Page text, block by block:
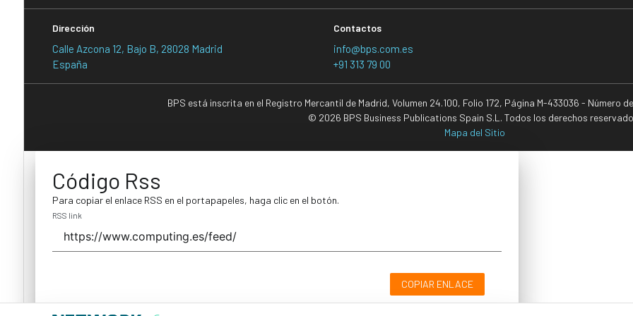
Dirección
Calle Azcona 12, Bajo B, 28028 Madrid
España
Contactos
info@bps.com.es
+91 313 79 00
BPS está inscrita en el Registro Mercantil de Madrid, Volumen 24.100, Folio 172, Página M-433036 - Número
© 2026 BPS Business Publications Spain S.L. Todos los derechos
Mapa del Sitio
Código Rss
Para copiar el enlace RSS en el portapapeles, haga clic en el botón.
RSS link
COPIAR ENLACE